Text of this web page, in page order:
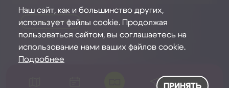
ЗАДАТЬ ВОПРОС
Наш сайт, как и большинство других,
использует файлы cookie. Продолжая
пользоваться сайтом, вы соглашаетесь на
использование нами ваших файлов cookie.
Подробнее
ПРИНЯТЬ